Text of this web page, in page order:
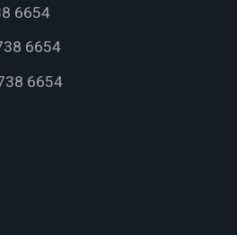
6654
6654
6654